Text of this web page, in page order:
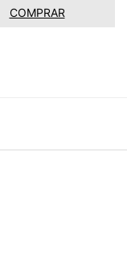
COMPRAR